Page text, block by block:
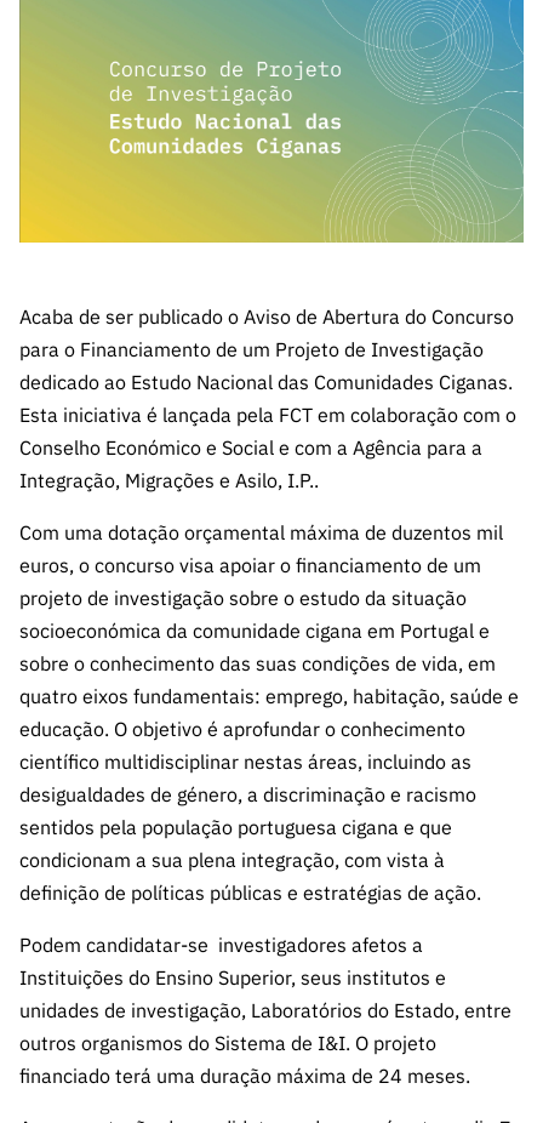
es de I&D
Infraestru
turas
Outros
Apoios
es I&D
Infraestru
turas
Prémios
Outros
Apoios
e Informação
Acesso a dados
estatísticos para fins
científicos – Protocolo
Balcão da Ciência
Agenda
Publicações
Media e
Identidade
de Marca
Subscrever
Newsletter
Subscrever
Direct Mail
de
90 Segundos
de Ciência
Subscrever
Direct Mail
de
Comunicado
Transparência
Estudos e Planeamento
Documentos de Gestão
Contactos
LINKS
RÁPIDOS
A FCT em
Números
Acreditaç
ão,
Certificaç
ão e
Fiscais
Recrutam
ento,
Aquisição
de
Serviços e
Consultas
públicas
Manifesta
ções de
Interesse
FCCN,
serviços
digitais da
Canais de
Denúncia
PRR –
“Ciência +
Digital” e
“Ciência +
Capacitaç
Acaba de ser publicado o Aviso de Abertura do Concurso
para o Financiamento de um Projeto de Investigação
dedicado ao Estudo Nacional das Comunidades Ciganas.
Esta iniciativa é lançada pela FCT em colaboração com o
Conselho Económico e Social e com a Agência para a
Integração, Migrações e Asilo, I.P..
Com uma dotação orçamental máxima de duzentos mil
euros, o concurso visa apoiar o financiamento de um
projeto de investigação sobre o estudo da situação
socioeconómica da comunidade cigana em Portugal e
sobre o conhecimento das suas condições de vida, em
quatro eixos fundamentais: emprego, habitação, saúde e
educação. O objetivo é aprofundar o conhecimento
científico multidisciplinar nestas áreas, incluindo as
desigualdades de género, a discriminação e racismo
sentidos pela população portuguesa cigana e que
condicionam a sua plena integração, com vista à
definição de políticas públicas e estratégias de ação.
Podem candidatar-se investigadores afetos a
Instituições do Ensino Superior, seus institutos e
unidades de investigação, Laboratórios do Estado, entre
outros organismos do Sistema de I&I. O projeto
financiado terá uma duração máxima de 24 meses.